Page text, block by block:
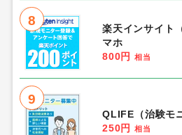
8
楽天インサイト
マホ
800円
相当
9
QLIFE（治験モ
250円
相当